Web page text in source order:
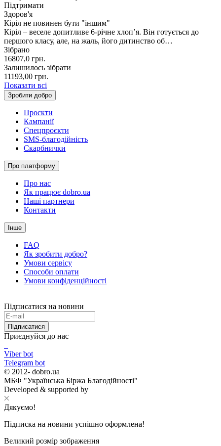
Підтримати
Здоров'я
Кіріл не повинен бути "іншим"
Кіріл – веселе допитливе 6-річне хлопʼя. Він готується до
першого класу, але, на жаль, його дитинство об…
Зібрано
16807,0 грн.
Залишилось зібрати
11193,00 грн.
Показати всі
Зробити добро
Проєкти
Кампанії
Спецпроєкти
SMS-благодійність
Скарбнички
Про платформу
Про нас
Як працює dobro.ua
Наші партнери
Контакти
Інше
FAQ
Як зробити добро?
Умови сервісу
Способи оплати
Умови конфіденційності
Підписатися на новини
Підписатися
Приєднуйся до нас
Viber bot
Telegram bot
© 2012- dobro.ua
МБФ "Українська Біржа Благодійності"
Developed & supported by
Дякуємо!
Підписка на новини успішно оформлена!
Великий розмір зображення